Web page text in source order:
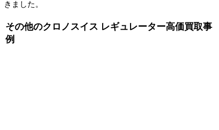
きました。
その他のクロノスイス レギュレーター高価買取事
例